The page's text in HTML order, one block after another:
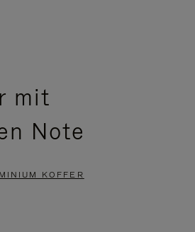
mit
Note
KOFFER